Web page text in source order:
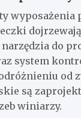
do
system
od
są
winiarzy.